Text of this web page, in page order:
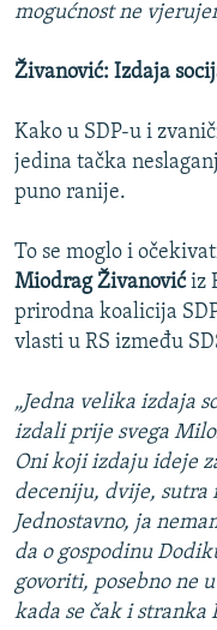
mogućnost ne
Živanović: Izdaja
Kako u SDP-u i
jedina tačka
puno ranije.
To se moglo i
Miodrag Živanovićiz
prirodna koalicija
vlasti u RS između
„Jedna velika izdaja
izdali prije svega
Oni koji izdaju ideje
deceniju, dvije, sutra
Jednostavno, ja
da o gospodinu
govoriti, posebno ne
kada se čak i stranka